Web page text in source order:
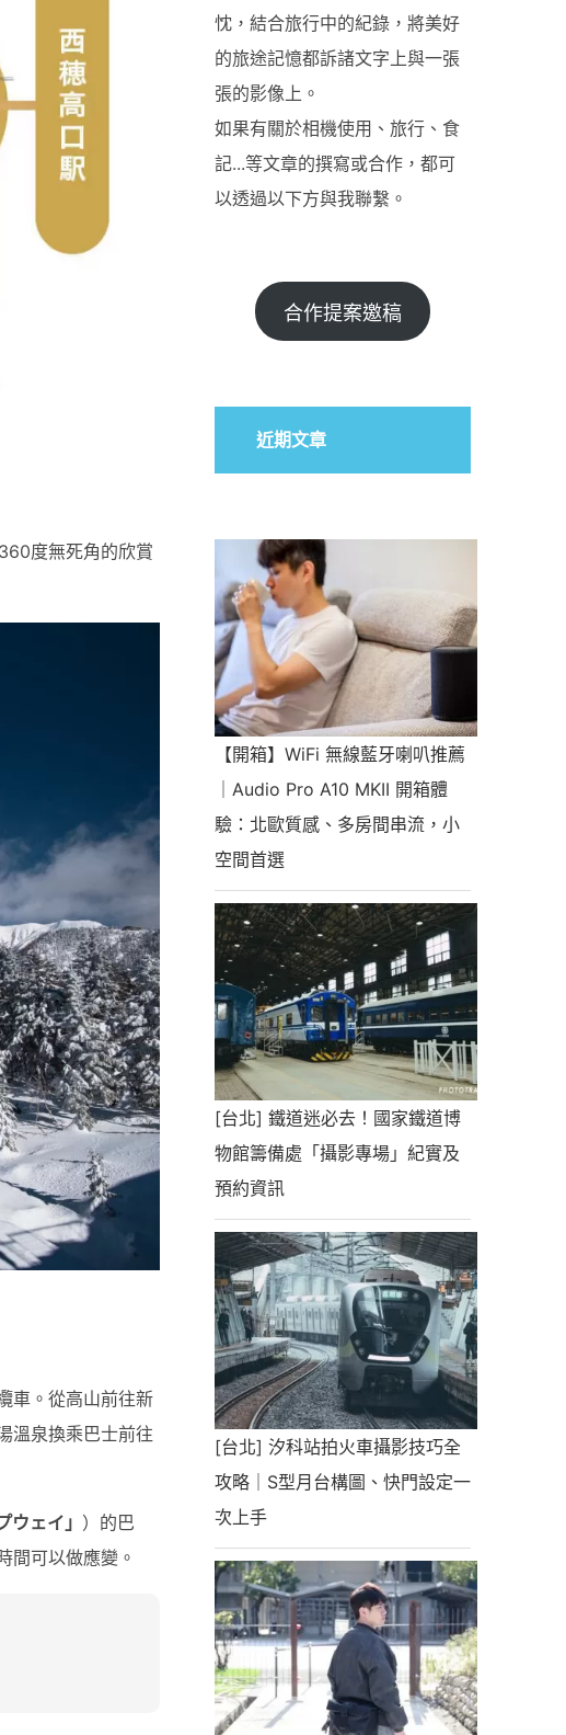
度無死角的欣賞
車。從高山前往新
溫泉換乘巴士前往
ウェイ」 ）的巴
間可以做應變。
忱，結合旅行中的紀錄，將美好
的旅途記憶都訴諸文字上與一張
張的影像上。
如果有關於相機使用、旅行、食
記...等文章的撰寫或合作，都可
以透過以下方與我聯繫。
合作提案邀稿
近期文章
【開箱】WiFi 無線藍牙喇叭推薦
｜Audio Pro A10 MKII 開箱體
驗：北歐質感、多房間串流，小
空間首選
[台北] 鐵道迷必去！國家鐵道博
物館籌備處「攝影專場」紀實及
預約資訊
[台北] 汐科站拍火車攝影技巧全
攻略｜S型月台構圖、快門設定一
次上手